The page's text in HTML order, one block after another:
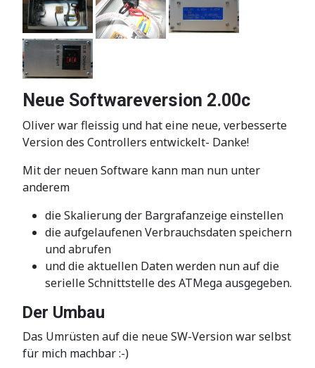
Neue Softwareversion 2.00c
Oliver war fleissig und hat eine neue, verbesserte
Version des Controllers entwickelt- Danke!
Mit der neuen Software kann man nun unter
anderem
die Skalierung der Bargrafanzeige einstellen
die aufgelaufenen Verbrauchsdaten speichern
und abrufen
und die aktuellen Daten werden nun auf die
serielle Schnittstelle des ATMega ausgegeben.
Der Umbau
Das Umrüsten auf die neue SW-Version war selbst
für mich machbar :-)